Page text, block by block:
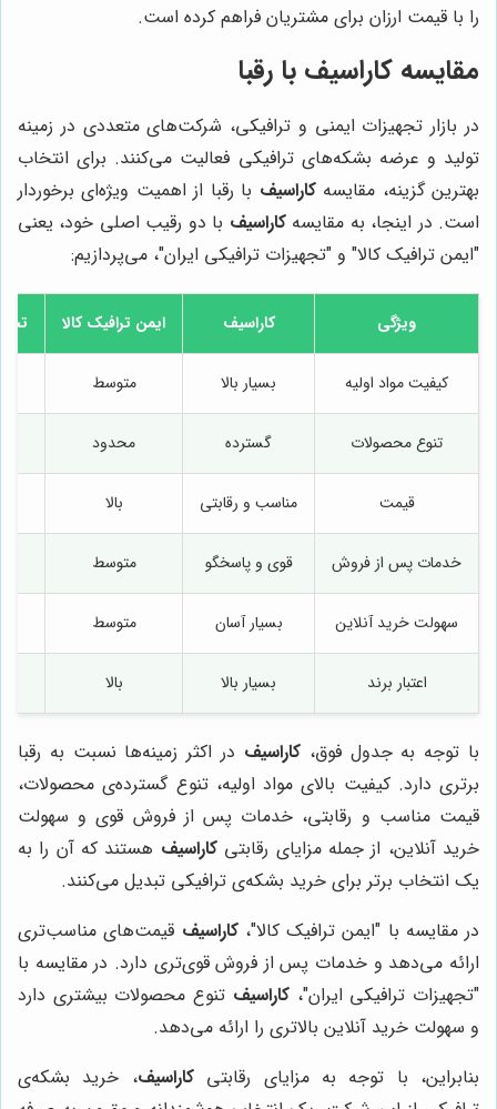
را با قیمت ارزان برای مشتریان فراهم کرده است.
مقایسه کاراسیف با رقبا
در بازار تجهیزات ایمنی و ترافیکی، شرکت‌های متعددی در زمینه
تولید و عرضه بشکه‌های ترافیکی فعالیت می‌کنند. برای انتخاب
بهترین گزینه، مقایسهکاراسیف با رقبا از اهمیت ویژه‌ای برخوردار
است. در اینجا، به مقایسهکاراسیف با دو رقیب اصلی خود، یعنی
"ایمن ترافیک کالا" و "تجهیزات ترافیکی ایران"، می‌پردازیم:
ویژگی کاراسیف ایمن ترافیک کالا
کیفیت مواد اولیه بسیار بالا متوسط
تنوع محصولات گسترده محدود
قیمت مناسب و رقابتی بالا
خدمات پس از فروش قوی و پاسخگو متوسط
سهولت خرید آنلاین بسیار آسان متوسط
اعتبار برند بسیار بالا بالا
با توجه به جدول فوق،کاراسیف در اکثر زمینه‌ها نسبت به رقبا
برتری دارد. کیفیت بالای مواد اولیه، تنوع گسترده‌ی محصولات،
قیمت مناسب و رقابتی، خدمات پس از فروش قوی و سهولت
خرید آنلاین، از جمله مزایای رقابتیکاراسیف هستند که آن را به
یک انتخاب برتر برای خرید بشکه‌ی ترافیکی تبدیل می‌کنند.
در مقایسه با "ایمن ترافیک کالا"،کاراسیف قیمت‌های مناسب‌تری
ارائه می‌دهد و خدمات پس از فروش قوی‌تری دارد. در مقایسه با
"تجهیزات ترافیکی ایران"،کاراسیف تنوع محصولات بیشتری دارد
و سهولت خرید آنلاین بالاتری را ارائه می‌دهد.
بنابراین، با توجه به مزایای رقابتیکاراسیف، خرید بشکه‌ی